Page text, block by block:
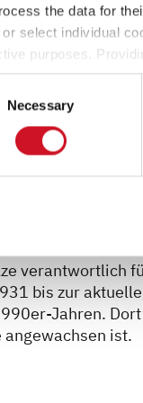
the data for
or select individual
purposes.
at any time as well
You can find
Necessary
Anfangszeiten
„Fräulein
gab es
Weg. Barbara
es heute
. Dort findet man
hat mein
gab es diesen
hat –
und
verantwortlich
bis zur
Jahren.
ist.